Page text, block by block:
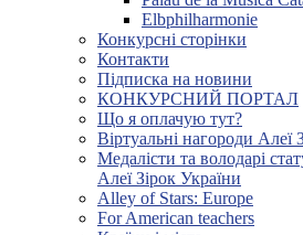
Elbphilharmonie
Конкурсні сторінки
Контакти
Підписка на новини
КОНКУРСНИЙ ПОРТАЛ
Що я оплачую тут?
Віртуальні нагороди Алеї
Медалісти та володарі
Алеї Зірок України
Alley of Stars: Europe
For American teachers